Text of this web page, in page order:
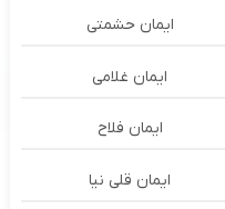
ایمان حشمتی
ایمان غلامی
ایمان فلاح
ایمان قلی نیا